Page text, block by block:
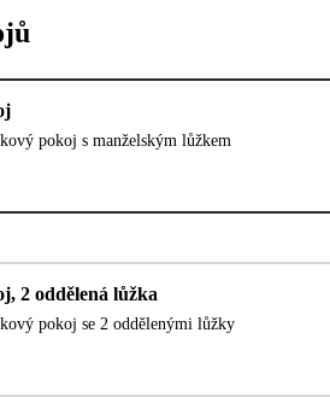
pokoj s manželským lůžkem
2 oddělená lůžka
pokoj se 2 oddělenými lůžky